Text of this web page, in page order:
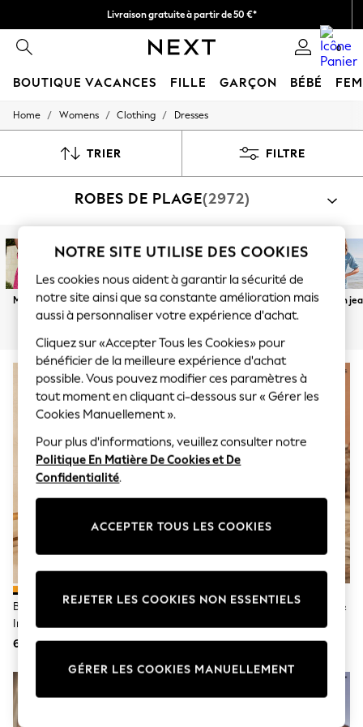
Livraison gratuite à partir de 50 €*
Nous payons tous les frais de douane 0
BOUTIQUE VACANCES FILLE GARÇON BÉBÉ
HOLIDAY SHOP
All Swimwear
Beach Dresses & Kaftans
Flip Flops
Sliders
Jumpsuits & Playsuits
Linen Collection
Sandals
Shorts
Trousers
Sun Hats & Caps
T-Shirts & Vests
Sunglasses
Men's Holiday Shop
All Swimwear
Accessories
Footwear
Hats
Linen Collection
Sandals & Flipflops
Shorts
Sunglasses
Vests
All Swimwear
Ponchos & Toweling sets
Sun Hats & Caps
Polo Shirts
Home / Womens / Clothing / Dresses
TRIER FILTRE
ROBES DE PLAGE(2972)
Mi-long Maxi Robes en lin Robes à fleurs
Robes
chemise
Robes en
Bordure Avec Ornements
Imprimé Tropicales Orange -
Love & Roses Robe Mi-Longue
62 €
Rouge - Robe Mi-Longue Love &
Manches Ballon Et Col En V
98 €
NOTRE SITE UTILISE DES COOKIES
Les cookies nous aident à garantir la sécurité de
notre site ainsi que sa constante amélioration mais
aussi à personnaliser votre expérience d'achat.
Cliquez sur «Accepter Tous les Cookies» pour
bénéficier de la meilleure expérience d'achat
possible. Vous pouvez modifier ces paramètres à
tout moment en cliquant ci-dessous sur « Gérer les
Cookies Manuellement ».
Pour plus d'informations, veuillez consulter notre
Politique En Matière De Cookies et De
Confidentialité.
ACCEPTER TOUS LES COOKIES
GÉRER LES COOKIES MANUELLEMENT
REJETER LES COOKIES NON ESSENTIELS